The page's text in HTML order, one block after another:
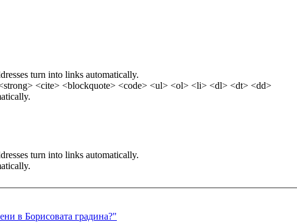
turn into links automatically.
<cite> <blockquote> <code> <ul> <ol> <li> <dl> <dt> <dd>
turn into links automatically.
в Борисовата градина?"